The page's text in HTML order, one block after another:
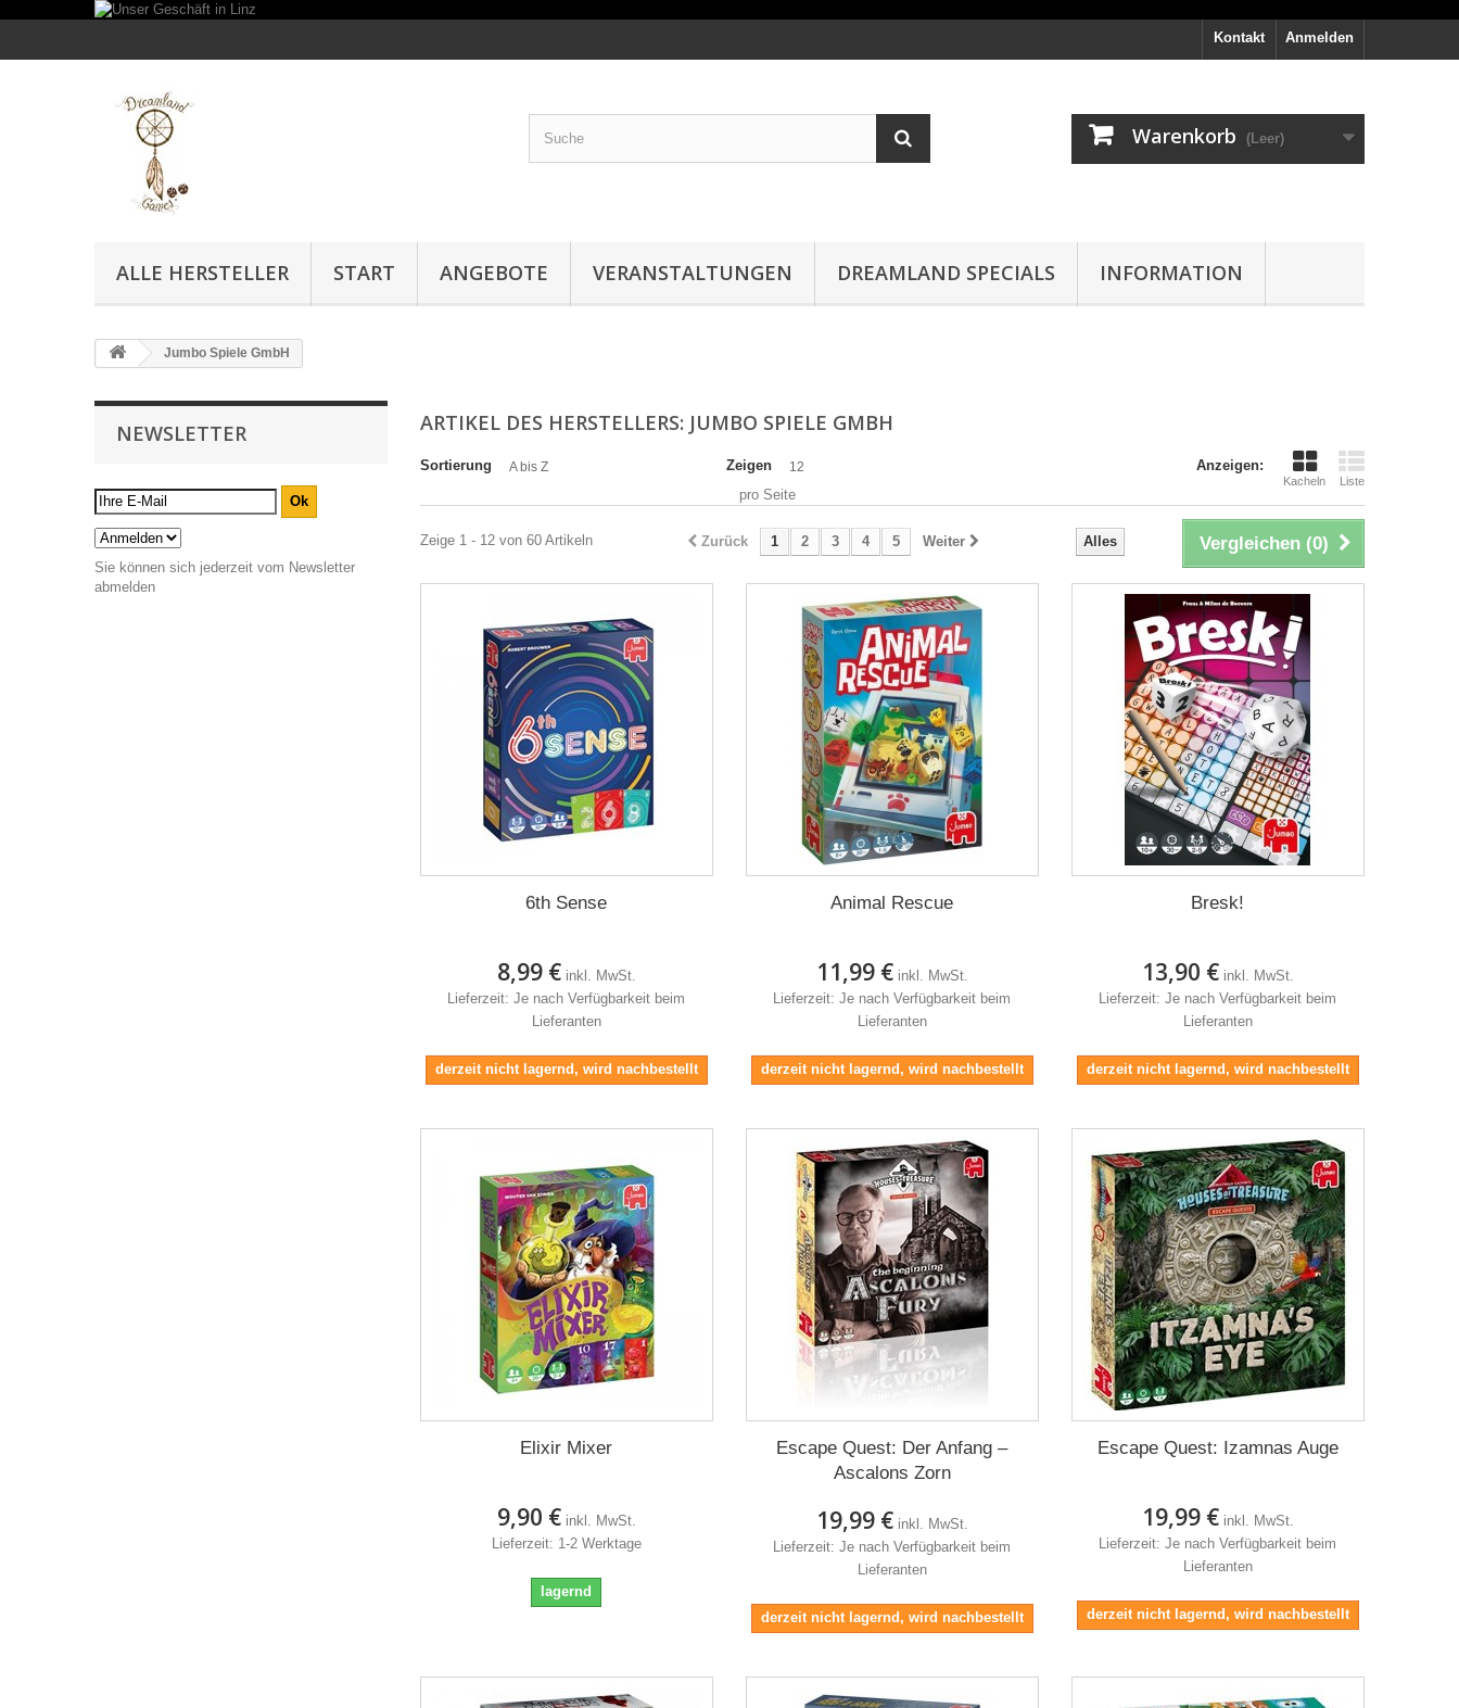
Anmelden
Kontakt
Warenkorb (Leer)
ALLE HERSTELLER START ANGEBOTE VERANSTALTUNGEN DREAMLAND SPECIALS INFORMATION
Jumbo Spiele GmbH
NEWSLETTER
Sie können sich jederzeit vom Newsletter
abmelden
ARTIKEL DES HERSTELLERS: JUMBO SPIELE GMBH
Anzeigen:
Kacheln Liste
Sortierung A bis Z Zeigen 12
pro Seite
Vergleichen (0)
Alles
Zurück 1 2 3 4 5 Weiter
Zeige 1 - 12 von 60 Artikeln
6th Sense
8,99 € inkl. MwSt.
Lieferzeit: Je nach Verfügbarkeit beim
Lieferanten
derzeit nicht lagernd, wird nachbestellt
Animal Rescue
11,99 € inkl. MwSt.
Lieferzeit: Je nach Verfügbarkeit beim
Lieferanten
derzeit nicht lagernd, wird nachbestellt
Bresk!
13,90 € inkl. MwSt.
Lieferzeit: Je nach Verfügbarkeit beim
Lieferanten
derzeit nicht lagernd, wird nachbestellt
Elixir Mixer
9,90 € inkl. MwSt.
Lieferzeit: 1-2 Werktage
lagernd
Escape Quest: Der Anfang –
Ascalons Zorn
19,99 € inkl. MwSt.
Lieferzeit: Je nach Verfügbarkeit beim
Lieferanten
derzeit nicht lagernd, wird nachbestellt
Escape Quest: Izamnas Auge
19,99 € inkl. MwSt.
Lieferzeit: Je nach Verfügbarkeit beim
Lieferanten
derzeit nicht lagernd, wird nachbestellt